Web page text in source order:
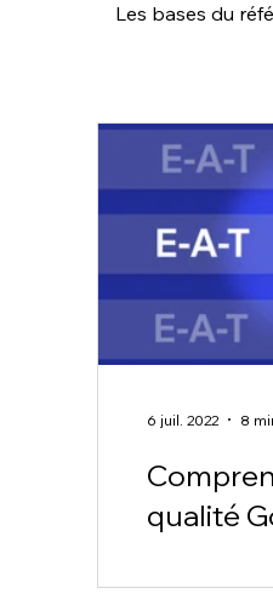
Les bases du
qualité
6 juil. 2022 8